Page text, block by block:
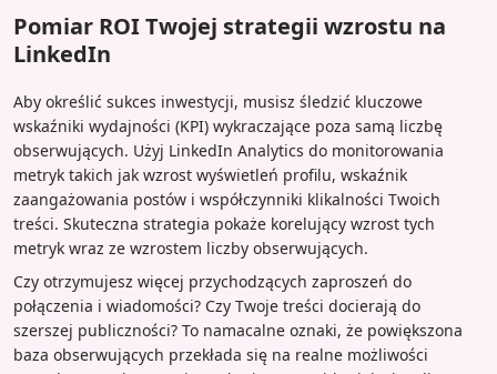
Pomiar ROI Twojej strategii wzrostu na
LinkedIn
Aby określić sukces inwestycji, musisz śledzić kluczowe
wskaźniki wydajności (KPI) wykraczające poza samą liczbę
obserwujących. Użyj LinkedIn Analytics do monitorowania
metryk takich jak wzrost wyświetleń profilu, wskaźnik
zaangażowania postów i współczynniki klikalności Twoich
treści. Skuteczna strategia pokaże korelujący wzrost tych
metryk wraz ze wzrostem liczby obserwujących.
Czy otrzymujesz więcej przychodzących zaproszeń do
połączenia i wiadomości? Czy Twoje treści docierają do
szerszej publiczności? To namacalne oznaki, że powiększona
baza obserwujących przekłada się na realne możliwości